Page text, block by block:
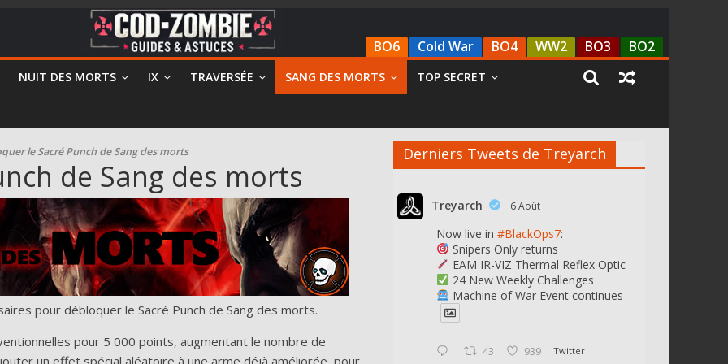
BO6 Cold War BO4 WW2 BO3 BO2
NUIT DES MORTS IX TRAVERSÉE SANG DES MORTS TOP SECRET
le Sacré Punch de Sang des morts
de Sang des morts
pour débloquer le Sacré Punch de Sang des morts.
pour 5 000 points, augmentant le nombre de
un effet spécial aléatoire à une arme déjà améliorée, pour
Derniers Tweets de Treyarch
Treyarch 6 Août
Now live in #BlackOps7:
Snipers Only returns
EAM IR-VIZ Thermal Reflex Optic
24 New Weekly Challenges
Machine of War Event continues
43 939 Twitter